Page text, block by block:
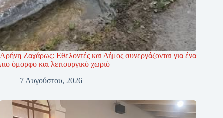
Αρήνη Ζαχάρως: Εθελοντές και Δήμος συνεργάζονται για ένα
πιο όμορφο και λειτουργικό χωριό
7 Αυγούστου, 2026